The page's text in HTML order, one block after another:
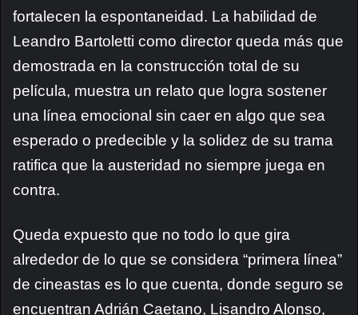
fortalecen la espontaneidad. La habilidad de
Leandro Bartoletti como director queda más que
demostrada en la construcción total de su
película, muestra un relato que logra sostener
una línea emocional sin caer en algo que sea
esperado o predecible y la solidez de su trama
ratifica que la austeridad no siempre juega en
contra.
Queda expuesto que no todo lo que gira
alrededor de lo que se considera “primera línea”
de cineastas es lo que cuenta, donde seguro se
encuentran Adrián Caetano, Lisandro Alonso,